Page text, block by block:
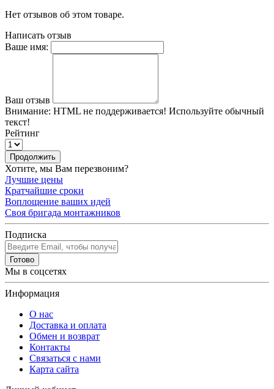
Нет отзывов об этом товаре.
Написать отзыв
Ваше имя:
Ваш отзыв
Внимание: HTML не поддерживается! Используйте обычный
текст!
Рейтинг
Продолжить
Хотите, мы Вам перезвоним?
Лучшие цены
Кратчайшие сроки
Воплощение ваших идей
Своя бригада монтажников
Подписка
Готово
Мы в соцсетях
Информация
О нас
Доставка и оплата
Обмен и возврат
Контакты
Связаться с нами
Карта сайта